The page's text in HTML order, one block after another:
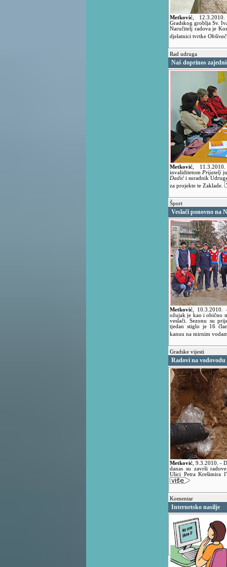
Metković
Gradskog groblja Sv.
Naručitelj radova je
djelatnici tvrtke Obšivač
Rad udruga
Naš doprinos
Metković
invaliditetom Prijatelj
Dadić i suradnik
za projekte te Zaklade.
Šport
Veslači ponovno na
Metković 10.3.2010.
ožujak je kao i obično
veslači. Sezonu su
tjedan stiglo je 16
kanuu na mirnim
Gradske vijesti
Radovi na vodovodu
Metković 9.3.2010. -
danas su završi
Ulici Petra Krešimira
Komentar
Internetsko nasilje